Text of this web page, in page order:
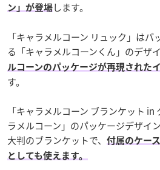
ン」が登場 します。
「キャラメルコーン リュック」は
る「キャラメルコーンくん」のデザ
ルコーンのパッケージが再現された
す。
「キャラメルコーン ブランケット
ラメルコーン」のパッケージデザイ
大判のブランケットで、
付属のケー
としても使えます。